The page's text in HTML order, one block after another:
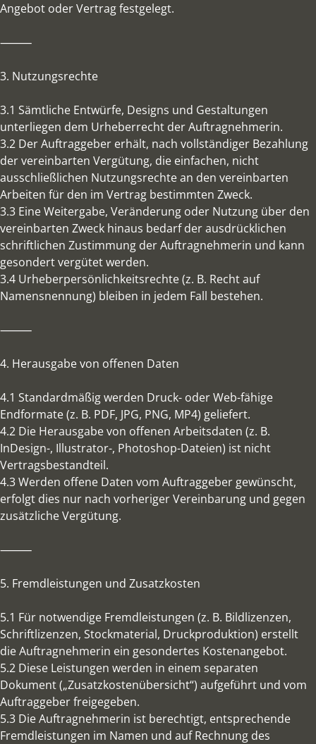
Angebot oder Vertrag festgelegt.
⸻
3. Nutzungsrechte
3.1 Sämtliche Entwürfe, Designs und Gestaltungen
unterliegen dem Urheberrecht der Auftragnehmerin.
3.2 Der Auftraggeber erhält, nach vollständiger Bezahlung
der vereinbarten Vergütung, die einfachen, nicht
ausschließlichen Nutzungsrechte an den vereinbarten
Arbeiten für den im Vertrag bestimmten Zweck.
3.3 Eine Weitergabe, Veränderung oder Nutzung über den
vereinbarten Zweck hinaus bedarf der ausdrücklichen
schriftlichen Zustimmung der Auftragnehmerin und kann
gesondert vergütet werden.
3.4 Urheberpersönlichkeitsrechte (z. B. Recht auf
Namensnennung) bleiben in jedem Fall bestehen.
⸻
4. Herausgabe von offenen Daten
4.1 Standardmäßig werden Druck- oder Web-fähige
Endformate (z. B. PDF, JPG, PNG, MP4) geliefert.
4.2 Die Herausgabe von offenen Arbeitsdaten (z. B.
InDesign-, Illustrator-, Photoshop-Dateien) ist nicht
Vertragsbestandteil.
4.3 Werden offene Daten vom Auftraggeber gewünscht,
erfolgt dies nur nach vorheriger Vereinbarung und gegen
zusätzliche Vergütung.
⸻
5. Fremdleistungen und Zusatzkosten
5.1 Für notwendige Fremdleistungen (z. B. Bildlizenzen,
Schriftlizenzen, Stockmaterial, Druckproduktion) erstellt
die Auftragnehmerin ein gesondertes Kostenangebot.
5.2 Diese Leistungen werden in einem separaten
Dokument („Zusatzkostenübersicht“) aufgeführt und vom
Auftraggeber freigegeben.
5.3 Die Auftragnehmerin ist berechtigt, entsprechende
Fremdleistungen im Namen und auf Rechnung des